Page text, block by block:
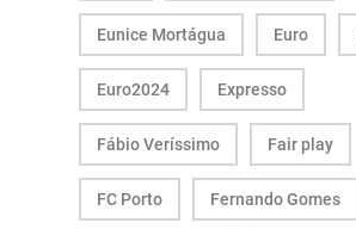
Eunice Mortágua Euro
Euro2024 Expresso
Fábio Veríssimo Fair play
FC Porto Fernando Gomes